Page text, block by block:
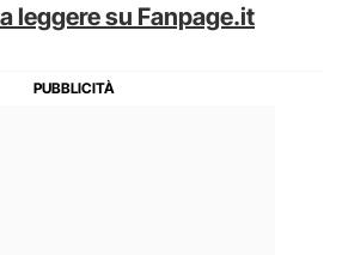
leggere su Fanpage.it